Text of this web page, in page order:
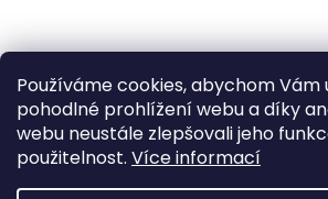
Používáme cookies, abychom Vám
pohodlné prohlížení webu a díky
webu neustále zlepšovali jeho
použitelnost. Více informací
Vytvořil